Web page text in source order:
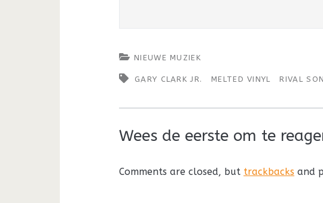
NIEUWE MUZIEK
GARY CLARK JR. MELTED VINYL RIVAL
Wees de eerste om te
Comments are closed, but trackbacks and